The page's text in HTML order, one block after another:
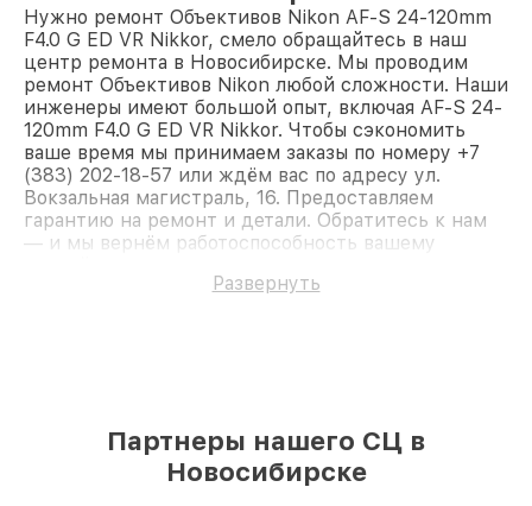
Нужно ремонт Объективов Nikon AF-S 24-120mm
F4.0 G ED VR Nikkor, смело обращайтесь в наш
центр ремонта в Новосибирске. Мы проводим
ремонт Объективов Nikon любой сложности. Наши
инженеры имеют большой опыт, включая AF-S 24-
120mm F4.0 G ED VR Nikkor. Чтобы сэкономить
ваше время мы принимаем заказы по номеру +7
(383) 202-18-57 или ждём вас по адресу ул.
Вокзальная магистраль, 16. Предоставляем
гарантию на ремонт и детали. Обратитесь к нам
— и мы вернём работоспособность вашему
Развернуть
Партнеры нашего СЦ в
Новосибирске